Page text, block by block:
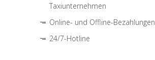
Taxiunternehmen
Online- und Offline-Bezahlungen
24/7-Hotline